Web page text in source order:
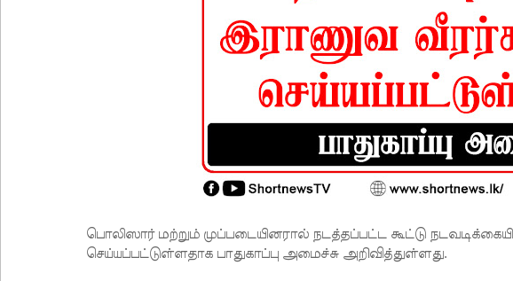
பொலிஸார் மற்றும் முப்படையினரால் நடத்தப்பட்ட கூட்டு
செய்யப்பட்டுள்ளதாக பாதுகாப்பு அமைச்சு அறிவித்துள்ளது.